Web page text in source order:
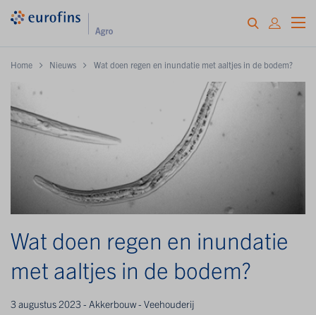
Home Nieuws Wat doen regen en inundatie met aaltjes in de bodem?
Wat doen regen en inundatie
met aaltjes in de bodem?
3 augustus 2023 - Akkerbouw - Veehouderij